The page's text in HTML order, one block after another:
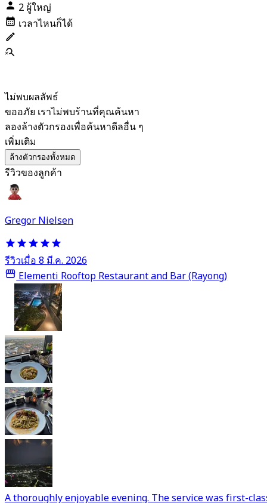
2 ผู้ใหญ่
เวลาไหนก็ได้
ไม่พบผลลัพธ์
ขออภัย เราไม่พบร้านที่คุณค้นหา
ลองล้างตัวกรองเพื่อค้นหาดีลอื่น ๆ
เพิ่มเติม
ล้างตัวกรองทั้งหมด
รีวิวของลูกค้า
Gregor Nielsen
รีวิวเมื่อ 8 มี.ค. 2026
Elementi Rooftop Restaurant and Bar (Rayong)
A thoroughly enjoyable evening. The service was first-